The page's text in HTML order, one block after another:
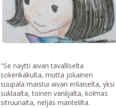
"Se näytti aivan tavalliselta
sokerikakulta, mutta jokainen
suupala maistui aivan erilaiselta, yksi
suklaalta, toinen vaniljalta, kolmas
sitruunalta, neljäs mantelilta.